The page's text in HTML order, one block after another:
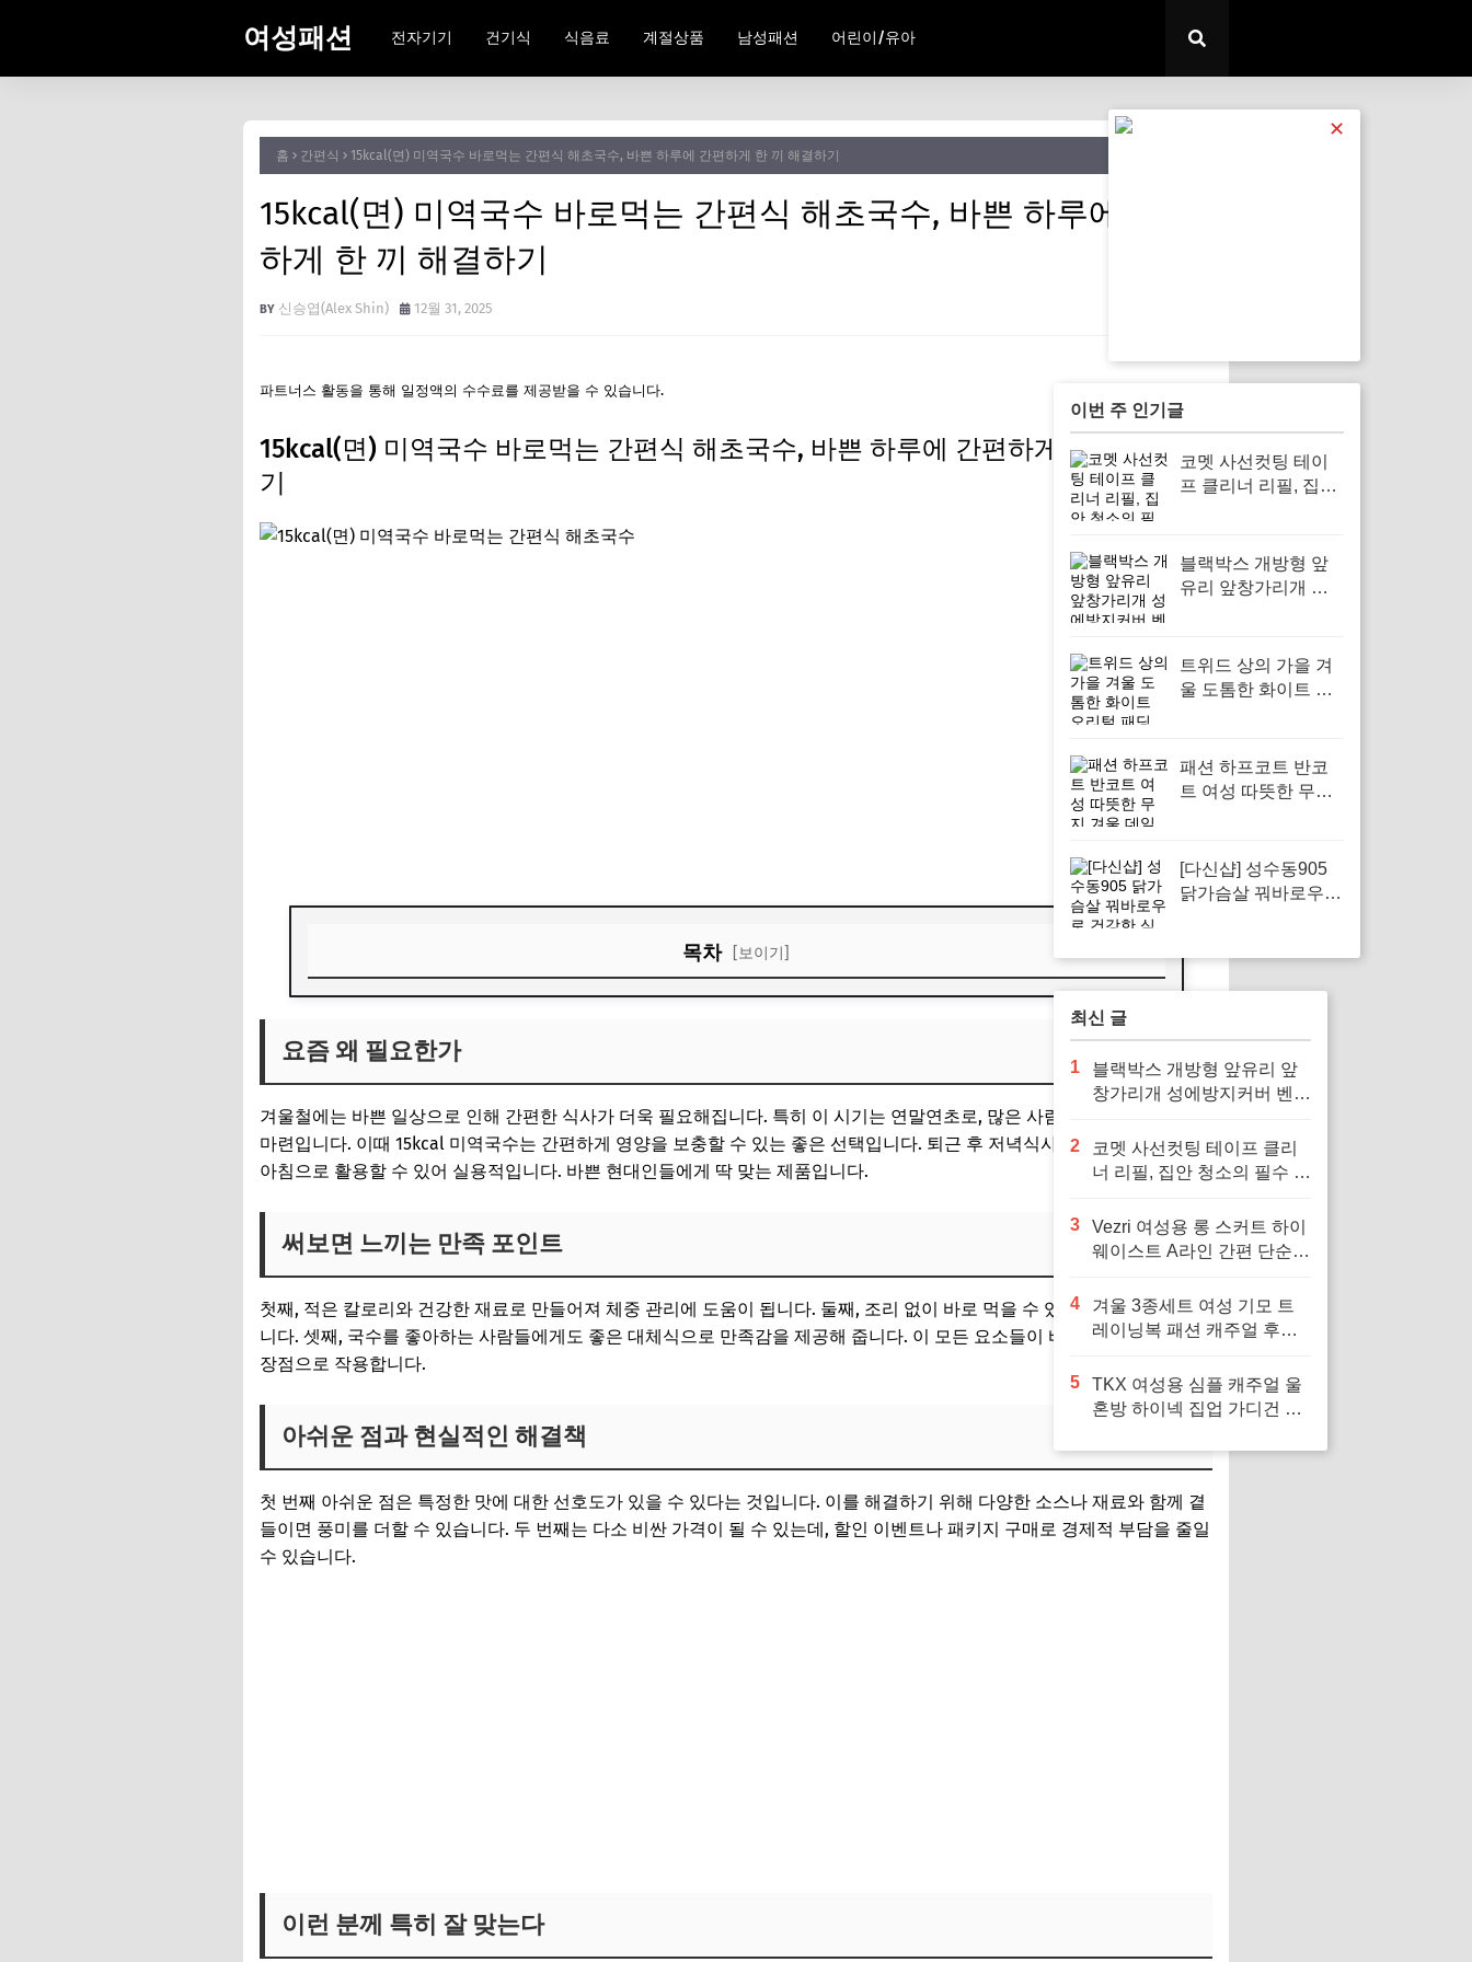
여성패션 전자기기 건기식 식음료 계절상품 남성패션 어린이/유아
홈 간편식 15kcal(면) 미역국수 바로먹는 간편식 해초국수, 바쁜 하루에 간편하게 한 끼 해결하기
15kcal(면) 미역국수 바로먹는 간편식 해초국수, 바쁜 하루에 간편
하게 한 끼 해결하기
신승엽(Alex Shin) 12월 31, 2025
파트너스 활동을 통해 일정액의 수수료를 제공받을 수 있습니다.
15kcal(면) 미역국수 바로먹는 간편식 해초국수, 바쁜 하루에 간편하게 한 끼 해결하
기
목차 [보이기]
써보면 느끼는 만족 포인트
이런 분께 특히 잘 맞는다
구매 전 체크 포인트
요즘 왜 필요한가
겨울철에는 바쁜 일상으로 인해 간편한 식사가 더욱 필요해집니다. 특히 이 시기는 연말연초로, 많은 사람들의 일정이 바쁘기
마련입니다. 이때 15kcal 미역국수는 간편하게 영양을 보충할 수 있는 좋은 선택입니다. 퇴근 후 저녁식사나 출근 전 간단한
아침으로 활용할 수 있어 실용적입니다. 바쁜 현대인들에게 딱 맞는 제품입니다.
써보면 느끼는 만족 포인트
첫째, 적은 칼로리와 건강한 재료로 만들어져 체중 관리에 도움이 됩니다. 둘째, 조리 없이 바로 먹을 수 있어 간편함이 뛰어납
니다. 셋째, 국수를 좋아하는 사람들에게도 좋은 대체식으로 만족감을 제공해 줍니다. 이 모든 요소들이 바쁜 일상 속에서 큰
장점으로 작용합니다.
아쉬운 점과 현실적인 해결책
첫 번째 아쉬운 점은 특정한 맛에 대한 선호도가 있을 수 있다는 것입니다. 이를 해결하기 위해 다양한 소스나 재료와 함께 곁
들이면 풍미를 더할 수 있습니다. 두 번째는 다소 비싼 가격이 될 수 있는데, 할인 이벤트나 패키지 구매로 경제적 부담을 줄일
수 있습니다.
이런 분께 특히 잘 맞는다
✕
이번 주 인기글
코멧 사선컷팅 테이
프 클리너 리필, 집안
블랙박스 개방형 앞
유리 앞창가리개 성
철 안전 운전 필수
트위드 상의 가을 겨
울 도톰한 화이트 오
스타일을 위한 선택
패션 하프코트 반코
트 여성 따뜻한 무지
동시에 챙기고 싶은
당신에게
[다신샵] 성수동905
닭가슴살 꿔바로우로
최신 글
1
블랙박스 개방형 앞유리 앞
창가리개 성에방지커버 벤츠
전 운전 필수
2
코멧 사선컷팅 테이프 클리
너 리필, 집안 청소의 필수 아
3
Vezri 여성용 롱 스커트 하이
웨이스트 A라인 간편 단순
F88, 다양한 스타일을 위한
필수 아이템
4
겨울 3종세트 여성 기모 트
레이닝복 패션 캐주얼 후드
트 가을 츄리닝세트 여자 운
동복 세트 보온과 패션을 겸
의 선택
5
TKX 여성용 심플 캐주얼 울
혼방 하이넥 집업 가디건 간
용, 추운 날씨에 편안하고 따